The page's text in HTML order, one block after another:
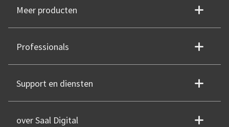
Meer producten
Professionals
Support en diensten
over Saal Digital